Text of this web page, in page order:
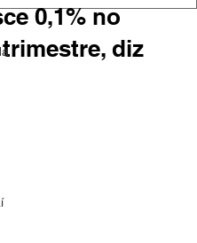
0,1% no
diz